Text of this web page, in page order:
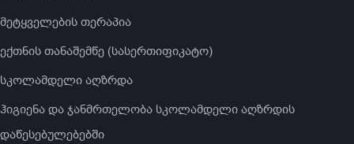
მეტყველების თერაპია
ექთნის თანაშემწე (სასერთიფიკატო)
სკოლამდელი აღზრდა
ჰიგიენა და ჯანმრთელობა სკოლამდელი აღზრდის
დაწესებულებებში